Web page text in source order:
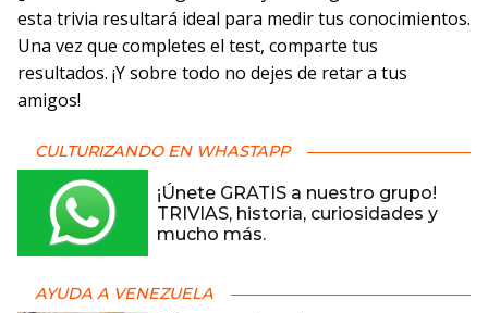
esta trivia resultará ideal para medir tus conocimientos.
Una vez que completes el test, comparte tus
resultados. ¡Y sobre todo no dejes de retar a tus
amigos!
CULTURIZANDO EN WHASTAPP
¡Únete GRATIS a nuestro grupo!
TRIVIAS, historia, curiosidades y
mucho más.
AYUDA A VENEZUELA